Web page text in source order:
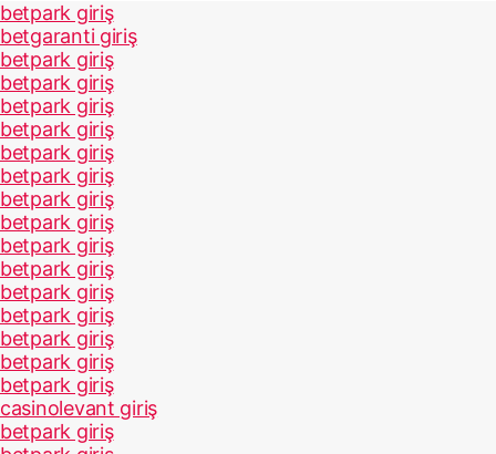
betpark giriş
betgaranti giriş
betpark giriş
betpark giriş
betpark giriş
betpark giriş
betpark giriş
betpark giriş
betpark giriş
betpark giriş
betpark giriş
betpark giriş
betpark giriş
betpark giriş
betpark giriş
betpark giriş
betpark giriş
casinolevant giriş
betpark giriş